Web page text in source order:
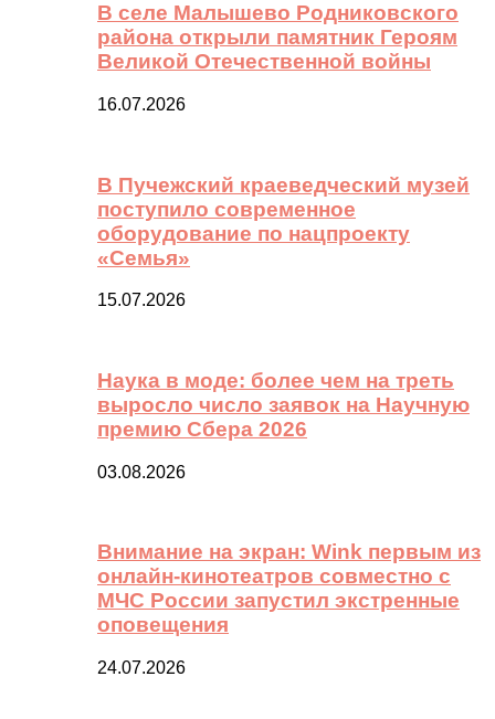
В селе Малышево Родниковского
района открыли памятник Героям
Великой Отечественной войны
16.07.2026
В Пучежский краеведческий музей
поступило современное
оборудование по нацпроекту
«Семья»
15.07.2026
Наука в моде: более чем на треть
выросло число заявок на Научную
премию Сбера 2026
03.08.2026
Внимание на экран: Wink первым из
онлайн-кинотеатров совместно с
МЧС России запустил экстренные
оповещения
24.07.2026